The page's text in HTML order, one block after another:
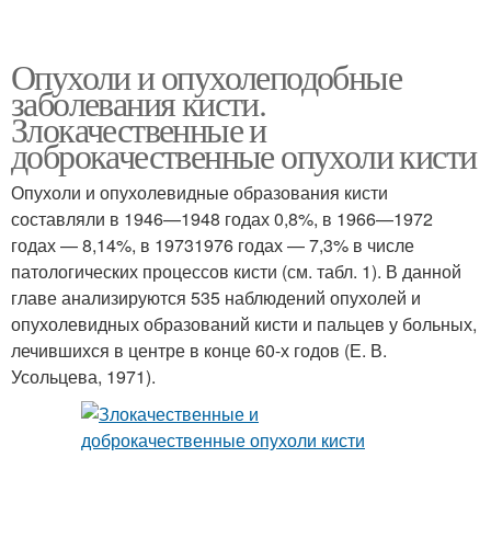
Опухоли и опухолеподобные
заболевания кисти.
Злокачественные и
доброкачественные опухоли кисти
Опухоли и опухолевидные образования кисти
составляли в 1946—1948 годах 0,8%, в 1966—1972
годах — 8,14%, в 19731976 годах — 7,3% в числе
патологических процессов кисти (см. табл. 1). В данной
главе анализируются 535 наблюдений опухолей и
опухолевидных образований кисти и пальцев у больных,
лечившихся в центре в конце 60-х годов (Е. В.
Усольцева, 1971).